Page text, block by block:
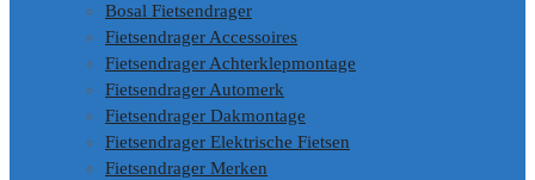
Bosal Fietsendrager
Fietsendrager Accessoires
Fietsendrager Achterklepmontage
Fietsendrager Automerk
Fietsendrager Dakmontage
Fietsendrager Elektrische Fietsen
Fietsendrager Merken